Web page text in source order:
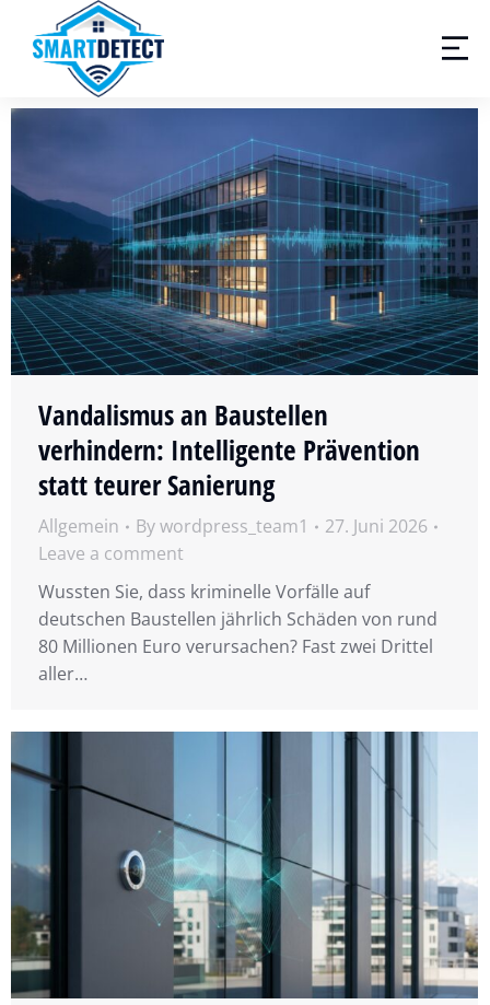
Vandalismus an Baustellen
verhindern: Intelligente Prävention
statt teurer Sanierung
Allgemein Bywordpress_team1
27. Juni 2026
Leave a comment
Wussten Sie, dass kriminelle Vorfälle auf
deutschen Baustellen jährlich Schäden von rund
80 Millionen Euro verursachen? Fast zwei Drittel
aller…